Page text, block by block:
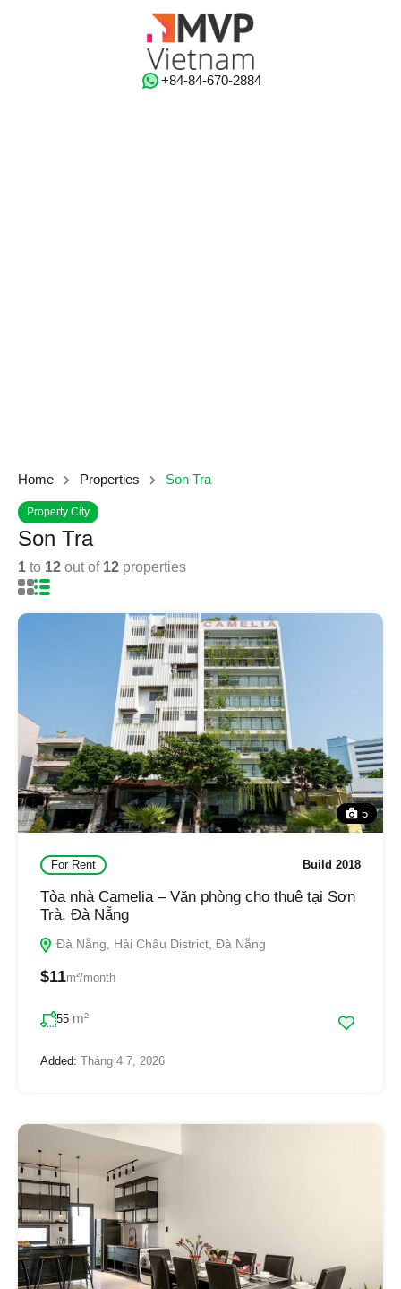
‭+84-84-670-2884‬
Home Properties Son Tra
Property City
Son Tra
1 to 12 out of 12 properties
5
For Rent Build 2018
Tòa nhà Camelia – Văn phòng cho thuê tại Sơn
Trà, Đà Nẵng
Đà Nẵng, Hải Châu District, Đà Nẵng
$11m²/month
55 m²
Added: Tháng 4 7, 2026